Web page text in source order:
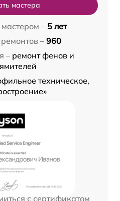
мастера
– 5 лет
– 960
– ремонт фенов и
техническое,
с сертификатом